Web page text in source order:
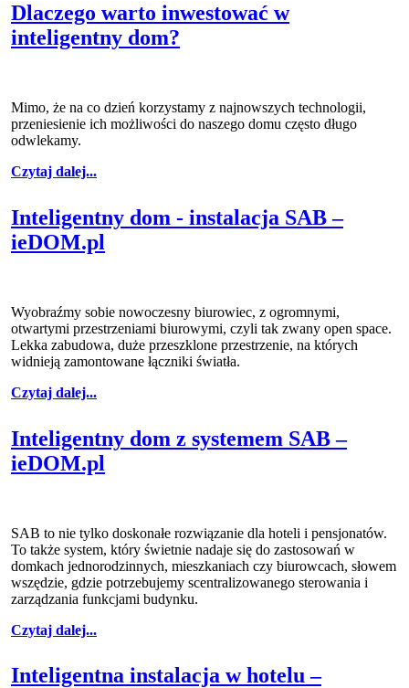
Dlaczego warto inwestować w
inteligentny dom?
Mimo, że na co dzień korzystamy z najnowszych technologii,
przeniesienie ich możliwości do naszego domu często długo
odwlekamy.
Czytaj dalej...
Inteligentny dom - instalacja SAB –
ieDOM.pl
Wyobraźmy sobie nowoczesny biurowiec, z ogromnymi,
otwartymi przestrzeniami biurowymi, czyli tak zwany open space.
Lekka zabudowa, duże przeszklone przestrzenie, na których
widnieją zamontowane łączniki światła.
Czytaj dalej...
Inteligentny dom z systemem SAB –
ieDOM.pl
SAB to nie tylko doskonałe rozwiązanie dla hoteli i pensjonatów.
To także system, który świetnie nadaje się do zastosowań w
domkach jednorodzinnych, mieszkaniach czy biurowcach, słowem
wszędzie, gdzie potrzebujemy scentralizowanego sterowania i
zarządzania funkcjami budynku.
Czytaj dalej...
Inteligentna instalacja w hotelu –